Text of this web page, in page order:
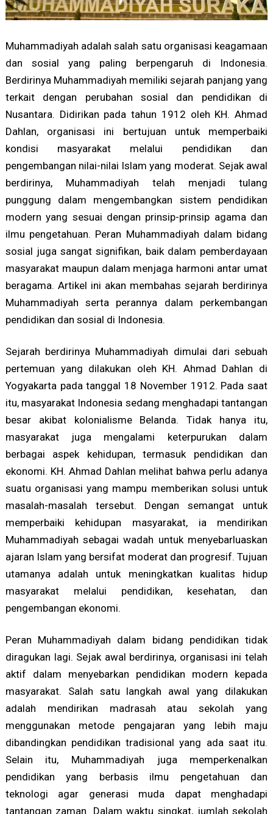
Muhammadiyah adalah salah satu organisasi keagamaan
dan sosial yang paling berpengaruh di Indonesia.
Berdirinya Muhammadiyah memiliki sejarah panjang yang
terkait dengan perubahan sosial dan pendidikan di
Nusantara. Didirikan pada tahun 1912 oleh KH. Ahmad
Dahlan, organisasi ini bertujuan untuk memperbaiki
kondisi masyarakat melalui pendidikan dan
pengembangan nilai-nilai Islam yang moderat. Sejak awal
berdirinya, Muhammadiyah telah menjadi tulang
punggung dalam mengembangkan sistem pendidikan
modern yang sesuai dengan prinsip-prinsip agama dan
ilmu pengetahuan. Peran Muhammadiyah dalam bidang
sosial juga sangat signifikan, baik dalam pemberdayaan
masyarakat maupun dalam menjaga harmoni antar umat
beragama. Artikel ini akan membahas sejarah berdirinya
Muhammadiyah serta perannya dalam perkembangan
pendidikan dan sosial di Indonesia.
Sejarah berdirinya Muhammadiyah dimulai dari sebuah
pertemuan yang dilakukan oleh KH. Ahmad Dahlan di
Yogyakarta pada tanggal 18 November 1912. Pada saat
itu, masyarakat Indonesia sedang menghadapi tantangan
besar akibat kolonialisme Belanda. Tidak hanya itu,
masyarakat juga mengalami keterpurukan dalam
berbagai aspek kehidupan, termasuk pendidikan dan
ekonomi. KH. Ahmad Dahlan melihat bahwa perlu adanya
suatu organisasi yang mampu memberikan solusi untuk
masalah-masalah tersebut. Dengan semangat untuk
memperbaiki kehidupan masyarakat, ia mendirikan
Muhammadiyah sebagai wadah untuk menyebarluaskan
ajaran Islam yang bersifat moderat dan progresif. Tujuan
utamanya adalah untuk meningkatkan kualitas hidup
masyarakat melalui pendidikan, kesehatan, dan
pengembangan ekonomi.
Peran Muhammadiyah dalam bidang pendidikan tidak
diragukan lagi. Sejak awal berdirinya, organisasi ini telah
aktif dalam menyebarkan pendidikan modern kepada
masyarakat. Salah satu langkah awal yang dilakukan
adalah mendirikan madrasah atau sekolah yang
menggunakan metode pengajaran yang lebih maju
dibandingkan pendidikan tradisional yang ada saat itu.
Selain itu, Muhammadiyah juga memperkenalkan
pendidikan yang berbasis ilmu pengetahuan dan
teknologi agar generasi muda dapat menghadapi
tantangan zaman. Dalam waktu singkat, jumlah sekolah